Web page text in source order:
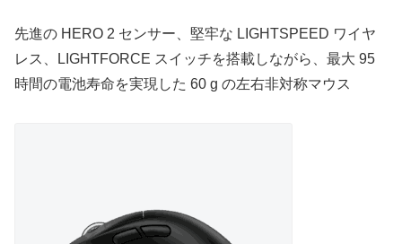
先進の HERO 2 センサー、堅牢な LIGHTSPEED ワイヤ
レス、LIGHTFORCE スイッチを搭載しながら、最大 95
時間の電池寿命を実現した 60 g の左右非対称マウス